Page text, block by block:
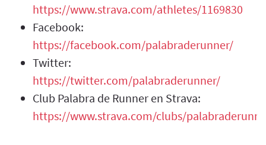
https://www.strava.com/athletes/1169830
Facebook:
https://facebook.com/palabraderunner/
Twitter:
https://twitter.com/palabraderunner/
Club Palabra de Runner en Strava:
https://www.strava.com/clubs/